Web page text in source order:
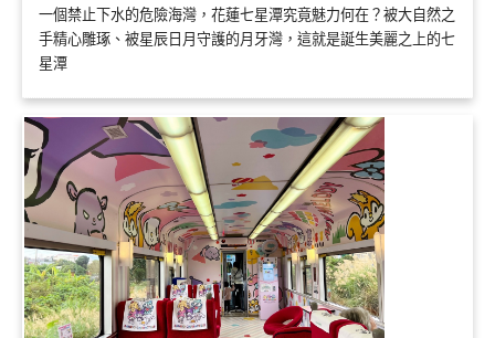
一個禁止下水的危險海灣，花蓮七星潭究竟魅力何在？被大自然之
手精心雕琢、被星辰日月守護的月牙灣，這就是誕生美麗之上的七
星潭